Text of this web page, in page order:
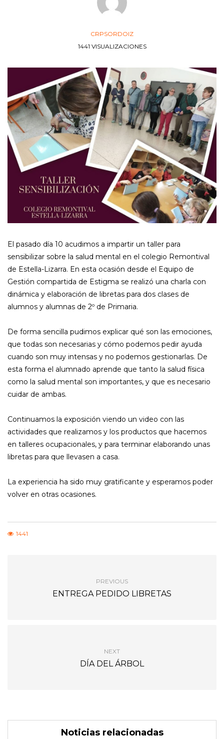
CRPSORDOIZ
1441 VISUALIZACIONES
El pasado día 10 acudimos a impartir un taller para
sensibilizar sobre la salud mental en el colegio Remontival
de Estella-Lizarra. En esta ocasión desde el Equipo de
Gestión compartida de Estigma se realizó una charla con
dinámica y elaboración de libretas para dos clases de
alumnos y alumnas de 2º de Primaria.
De forma sencilla pudimos explicar qué son las emociones,
que todas son necesarias y cómo podemos pedir ayuda
cuando son muy intensas y no podemos gestionarlas. De
esta forma el alumnado aprende que tanto la salud física
como la salud mental son importantes, y que es necesario
cuidar de ambas.
Continuamos la exposición viendo un video con las
actividades que realizamos y los productos que hacemos
en talleres ocupacionales, y para terminar elaborando unas
libretas para que llevasen a casa.
La experiencia ha sido muy gratificante y esperamos poder
volver en otras ocasiones.
1441
PREVIOUS
ENTREGA PEDIDO LIBRETAS
NEXT
DÍA DEL ÁRBOL
Noticias relacionadas